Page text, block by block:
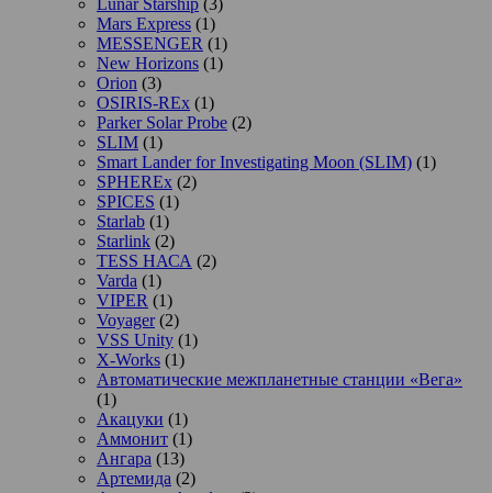
Mars Express (1)
MESSENGER (1)
New Horizons (1)
Orion (3)
OSIRIS-REx (1)
Parker Solar Probe (2)
SLIM (1)
Smart Lander for Investigating Moon (SLIM) (1)
SPHEREx (2)
SPICES (1)
Starlab (1)
Starlink (2)
TESS НАСА (2)
Varda (1)
VIPER (1)
Voyager(2)
VSS Unity (1)
X-Works (1)
Автоматические межпланетные станции «Вега»
(1)
Акацуки (1)
Аммонит (1)
Ангара (13)
Артемида (2)